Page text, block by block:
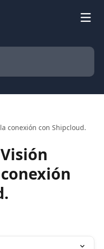
conexión con Shipcloud.